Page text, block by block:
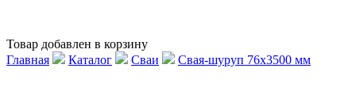
Товар добавлен в корзину
Главная
Каталог Сваи Свая-шуруп 76х3500 мм